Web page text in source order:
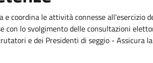
e coordina le attività connesse all'esercizio
con lo svolgimento delle consultazioni
e dei Presidenti di seggio - Assicura